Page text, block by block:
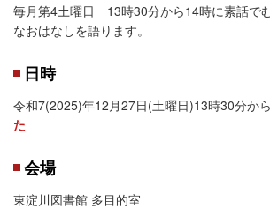
毎月第4土曜日 13時30分から14時に素話で
なおはなしを語ります。
日時
令和7(2025)年12月27日(土曜日)13時30分か
た
会場
東淀川図書館 多目的室